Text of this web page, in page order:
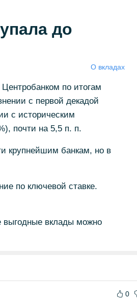
до
О вкладах
по итогам
с первой декадой
с историческим
почти на 5,5 п. п.
крупнейшим банкам, но в
по ключевой ставке.
выгодные вклады можно
0